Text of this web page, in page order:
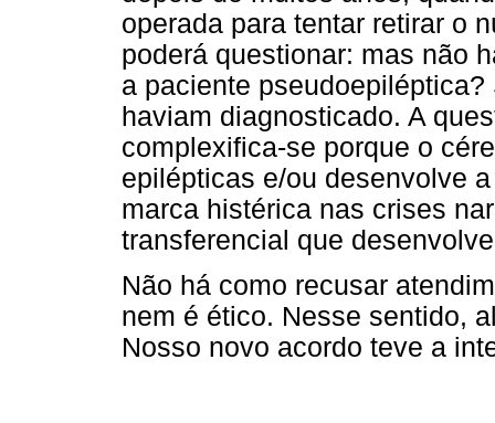
operada para tentar retirar o
poderá questionar: mas não
a paciente
haviam diagnosticado. A
complexifica-se porque o
epilépticas e/ou desenvolve
marca histérica nas crises
transferencial que
Não há como recusar
nem é ético. Nesse sentido,
Nosso novo acordo teve a